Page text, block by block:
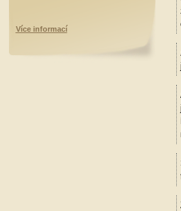
Více informací